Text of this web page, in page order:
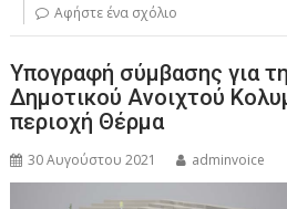
Αφήστε ένα σχόλιο
Υπογραφή σύμβασης για
Δημοτικού Ανοιχτού
περιοχή Θέρμα
30 Αυγούστου 2021 adminvoice